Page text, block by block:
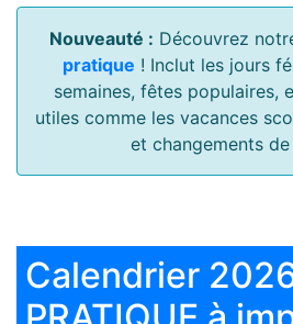
Nouveauté : Découvrez
pratique ! Inclut les jours
semaines, fêtes populaires,
utiles comme les vacances
et changements de
Calendrier